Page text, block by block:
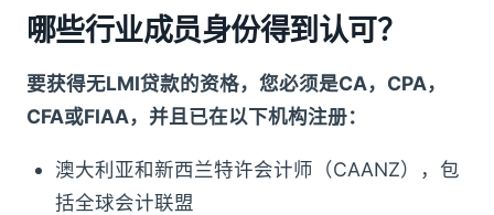
哪些行业成员身份得到认可？
要获得无LMI贷款的资格，您必须是CA，CPA，
CFA或FIAA，并且已在以下机构注册：
澳大利亚和新西兰特许会计师（CAANZ），包
括全球会计联盟